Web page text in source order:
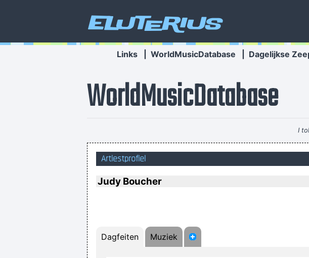
Eluterius
Links WorldMusicDatabase Dagelijkse
WorldMusicDatabase
I
I Suppose Ultimately I´m Interested In Music I´m A
Our TURD album?? Hahahaha!
during
I´m a tidy sort of bloke I don´t like chaos. I
Artiestprofiel
Judy Boucher
Dagfeiten Muziek